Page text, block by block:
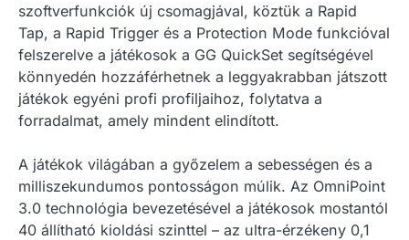
szoftverfunkciók új csomagjával, köztük a Rapid
Tap, a Rapid Trigger és a Protection Mode funkcióval
felszerelve a játékosok a GG QuickSet segítségével
könnyedén hozzáférhetnek a leggyakrabban játszott
játékok egyéni profi profiljaihoz, folytatva a
forradalmat, amely mindent elindított.
A játékok világában a győzelem a sebességen és a
milliszekundumos pontosságon múlik. Az OmniPoint
3.0 technológia bevezetésével a játékosok mostantól
40 állítható kioldási szinttel – az ultra-érzékeny 0,1